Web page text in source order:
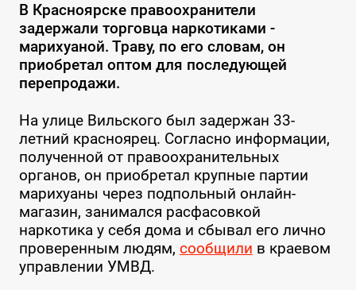
В Красноярске правоохранители
задержали торговца наркотиками -
марихуаной. Траву, по его словам, он
приобретал оптом для последующей
перепродажи.
На улице Вильского был задержан 33-
летний красноярец. Согласно информации,
полученной от правоохранительных
органов, он приобретал крупные партии
марихуаны через подпольный онлайн-
магазин, занимался расфасовкой
наркотика у себя дома и сбывал его лично
проверенным людям, сообщили в краевом
управлении УМВД.